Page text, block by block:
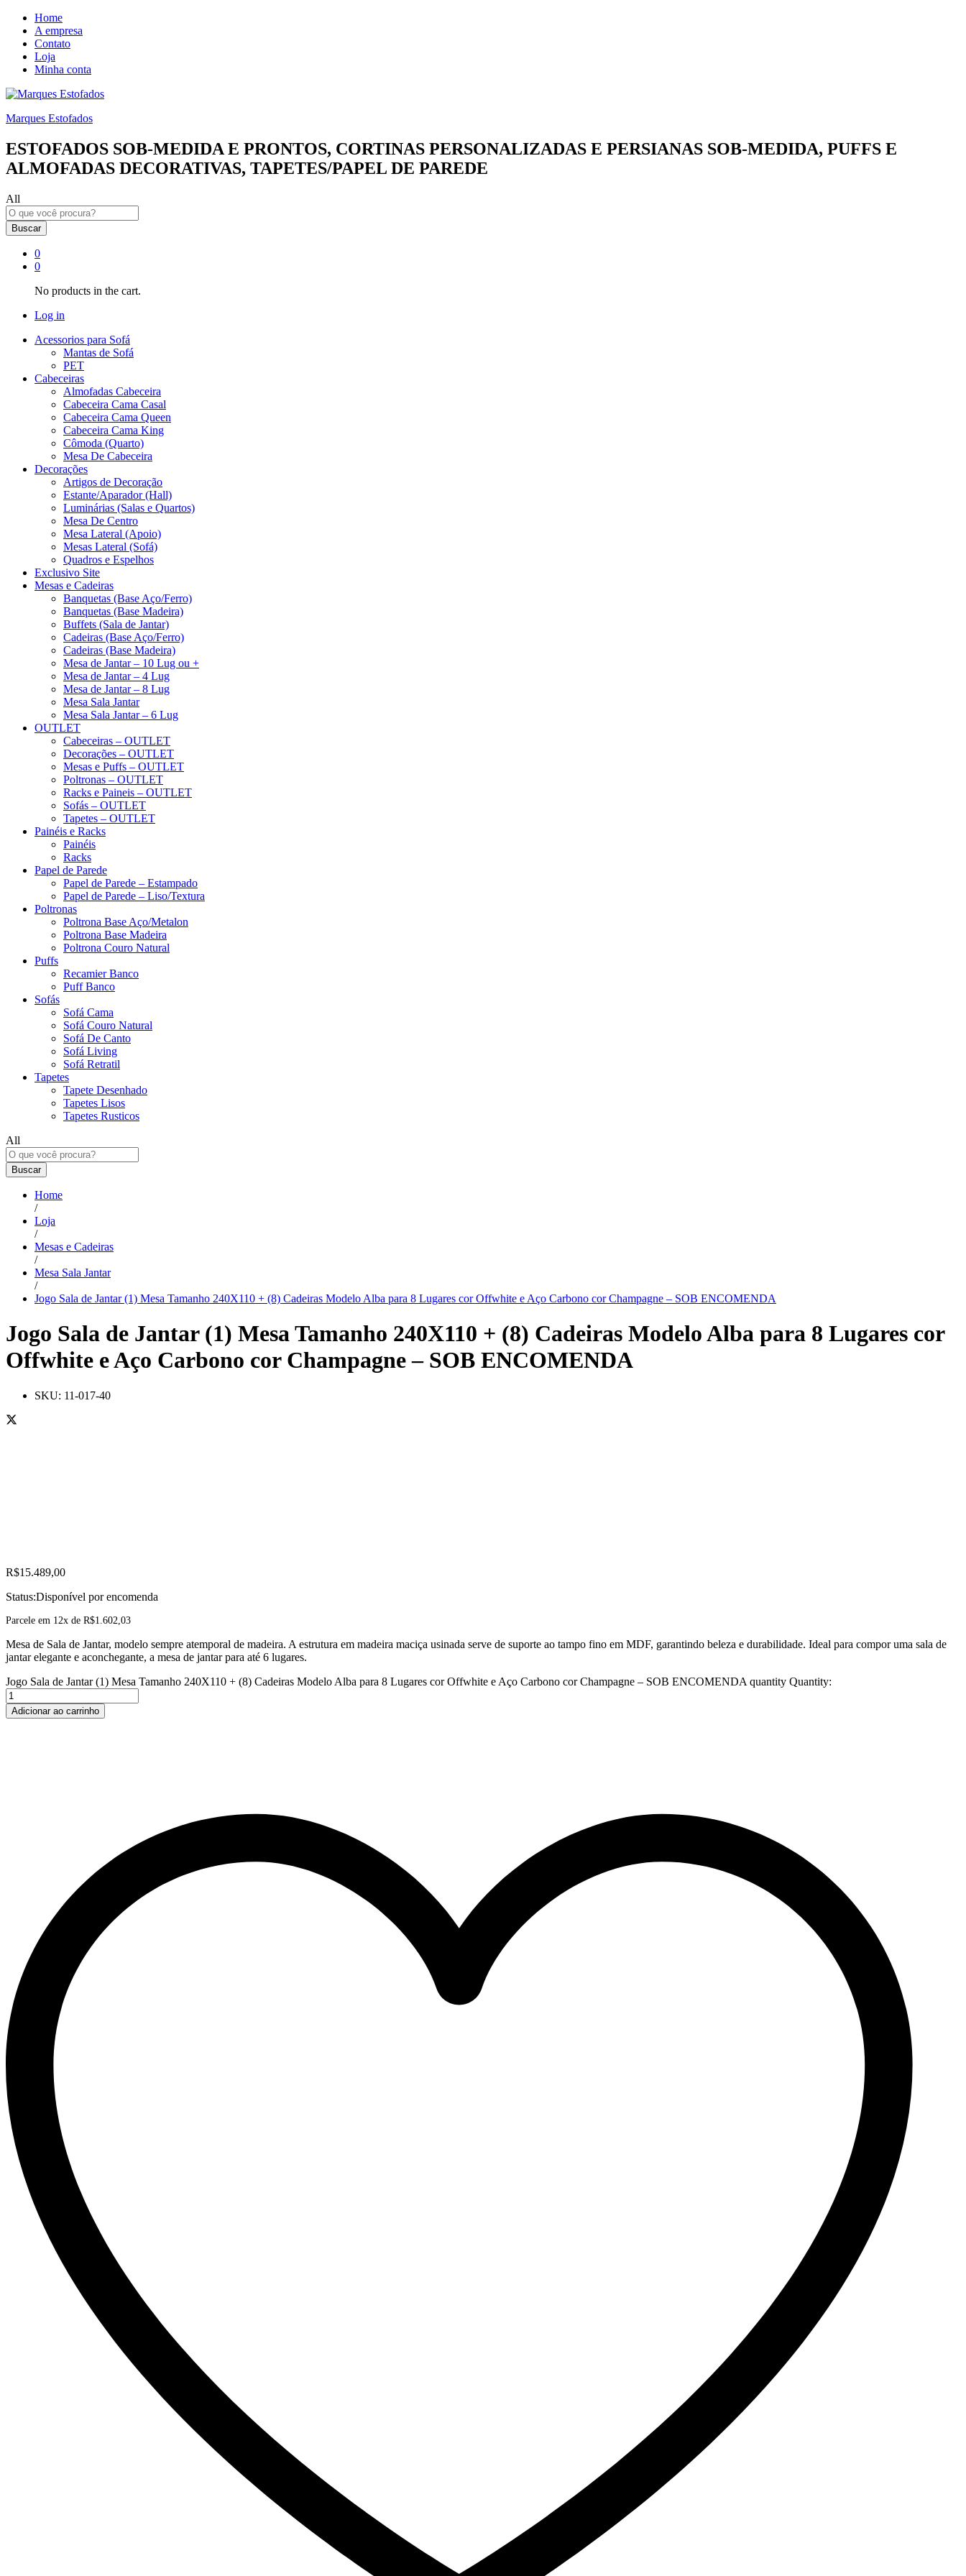
Home
A empresa
Contato
Loja
Minha conta
Marques Estofados
ESTOFADOS SOB-MEDIDA E PRONTOS, CORTINAS PERSONALIZADAS E PERSIANAS SOB-MEDIDA, PUFFS E
ALMOFADAS DECORATIVAS, TAPETES/PAPEL DE PAREDE
All
Buscar
0
0
No products in the cart.
Log in
Acessorios para Sofá
Mantas de Sofá
PET
Cabeceiras
Almofadas Cabeceira
Cabeceira Cama Casal
Cabeceira Cama Queen
Cabeceira Cama King
Cômoda (Quarto)
Mesa De Cabeceira
Decorações
Artigos de Decoração
Estante/Aparador (Hall)
Luminárias (Salas e Quartos)
Mesa De Centro
Mesa Lateral (Apoio)
Mesas Lateral (Sofá)
Quadros e Espelhos
Exclusivo Site
Mesas e Cadeiras
Banquetas (Base Aço/Ferro)
Banquetas (Base Madeira)
Buffets (Sala de Jantar)
Cadeiras (Base Aço/Ferro)
Cadeiras (Base Madeira)
Mesa de Jantar – 10 Lug ou +
Mesa de Jantar – 4 Lug
Mesa de Jantar – 8 Lug
Mesa Sala Jantar
Mesa Sala Jantar – 6 Lug
OUTLET
Cabeceiras – OUTLET
Decorações – OUTLET
Mesas e Puffs – OUTLET
Poltronas – OUTLET
Racks e Paineis – OUTLET
Sofás – OUTLET
Tapetes – OUTLET
Painéis e Racks
Painéis
Racks
Papel de Parede
Papel de Parede – Estampado
Papel de Parede – Liso/Textura
Poltronas
Poltrona Base Aço/Metalon
Poltrona Base Madeira
Poltrona Couro Natural
Puffs
Recamier Banco
Puff Banco
Sofás
Sofá Cama
Sofá Couro Natural
Sofá De Canto
Sofá Living
Sofá Retratil
Tapetes
Tapete Desenhado
Tapetes Lisos
Tapetes Rusticos
All
Buscar
Home
/
Loja
/
Mesas e Cadeiras
/
Mesa Sala Jantar
/
Jogo Sala de Jantar (1) Mesa Tamanho 240X110 + (8) Cadeiras Modelo Alba para 8 Lugares cor Offwhite e Aço Carbono cor Champagne – SOB ENCOMENDA
Jogo Sala de Jantar (1) Mesa Tamanho 240X110 + (8) Cadeiras Modelo Alba para 8 Lugares cor
Offwhite e Aço Carbono cor Champagne – SOB ENCOMENDA
SKU: 11-017-40
R$15.489,00
Status:Disponível por encomenda
Parcele em 12x de R$1.602,03
Mesa de Sala de Jantar, modelo sempre atemporal de madeira. A estrutura em madeira maciça usinada serve de suporte ao tampo fino em MDF, garantindo beleza e durabilidade. Ideal para compor uma sala de
jantar elegante e aconchegante, a mesa de jantar para até 6 lugares.
Jogo Sala de Jantar (1) Mesa Tamanho 240X110 + (8) Cadeiras Modelo Alba para 8 Lugares cor Offwhite e Aço Carbono cor Champagne – SOB ENCOMENDA quantity Quantity:
Adicionar ao carrinho